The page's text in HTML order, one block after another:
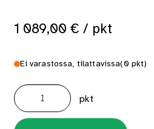
1 089,00 € / pkt
Ei varastossa, tilattavissa(0 pkt)
GLL
18V-
120-
33
CG/DK20/4AH
Linjalaser
pkt